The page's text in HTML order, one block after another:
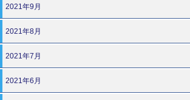
2021年9月
2021年8月
2021年7月
2021年6月